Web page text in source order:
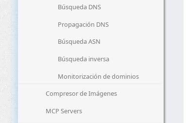
Búsqueda DNS
Propagación DNS
Búsqueda ASN
Búsqueda inversa
Monitorización de dominios
Compresor de Imágenes
MCP Servers